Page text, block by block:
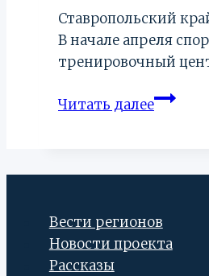
Ставропольский
В начале апреля
тренировочный
Читать далееПрыжок
по
каратэ
Вести регионов
Новости проекта
Рассказы